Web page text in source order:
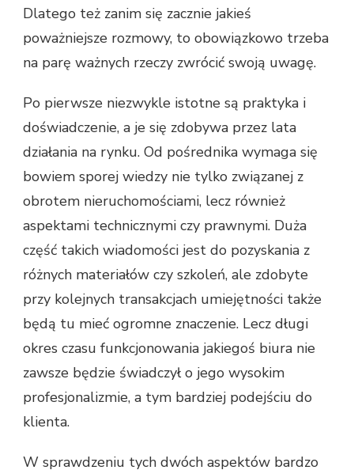
Dlatego też zanim się zacznie jakieś
poważniejsze rozmowy, to obowiązkowo trzeba
na parę ważnych rzeczy zwrócić swoją uwagę.
Po pierwsze niezwykle istotne są praktyka i
doświadczenie, a je się zdobywa przez lata
działania na rynku. Od pośrednika wymaga się
bowiem sporej wiedzy nie tylko związanej z
obrotem nieruchomościami, lecz również
aspektami technicznymi czy prawnymi. Duża
część takich wiadomości jest do pozyskania z
różnych materiałów czy szkoleń, ale zdobyte
przy kolejnych transakcjach umiejętności także
będą tu mieć ogromne znaczenie. Lecz długi
okres czasu funkcjonowania jakiegoś biura nie
zawsze będzie świadczył o jego wysokim
profesjonalizmie, a tym bardziej podejściu do
klienta.
W sprawdzeniu tych dwóch aspektów bardzo